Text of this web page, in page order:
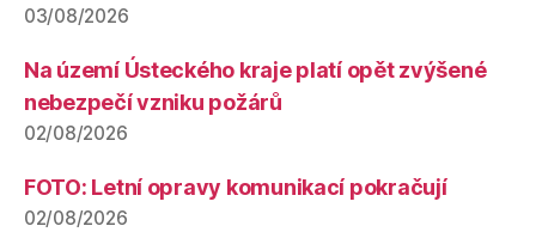
03/08/2026
Na území Ústeckého kraje platí opět zvýšené
nebezpečí vzniku požárů
02/08/2026
FOTO: Letní opravy komunikací pokračují
02/08/2026